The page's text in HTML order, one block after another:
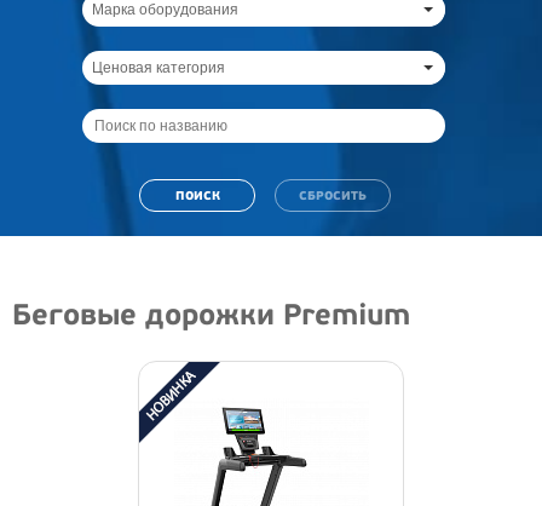
Марка оборудования
Ценовая категория
Беговые дорожки Premium